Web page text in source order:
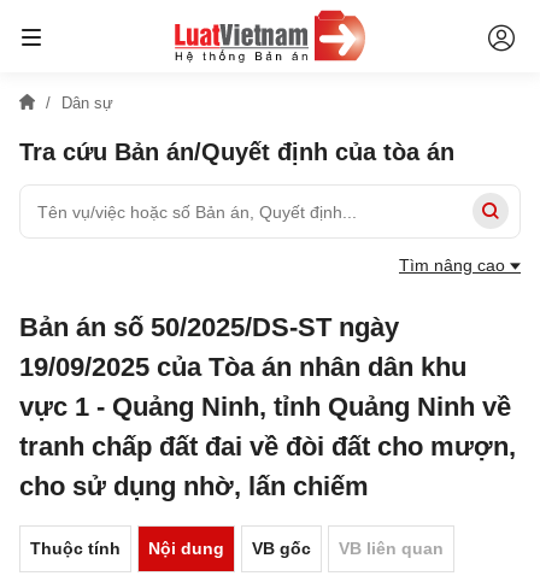
Dân sự
Tra cứu Bản án/Quyết định của tòa án
Tìm nâng cao
Bản án số 50/2025/DS-ST ngày
19/09/2025 của Tòa án nhân dân khu
vực 1 - Quảng Ninh, tỉnh Quảng Ninh về
tranh chấp đất đai về đòi đất cho mượn,
cho sử dụng nhờ, lấn chiếm
Thuộc tính Nội dung VB gốc VB liên quan